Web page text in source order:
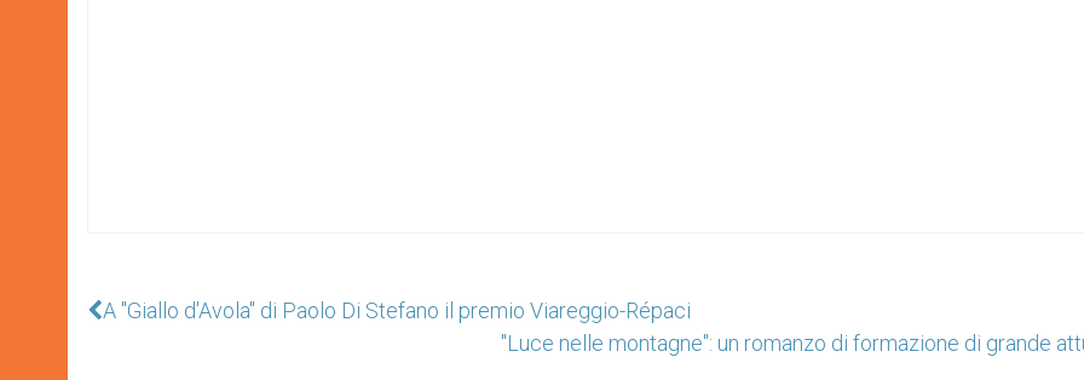
A "Giallo d'Avola" di Paolo Di Stefano il premio Viareggio-Répaci
"Luce nelle montagne": un romanzo di formazione di grande